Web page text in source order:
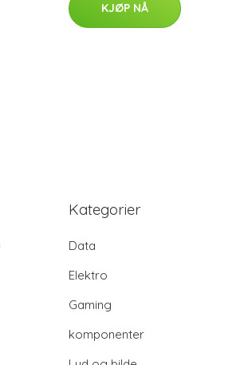
KJØP NÅ
Kategorier
Data
Elektro
Gaming
komponenter